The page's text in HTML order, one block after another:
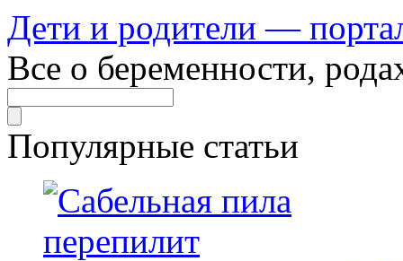
Дети и родители —
Все о беременности,
Популярные статьи